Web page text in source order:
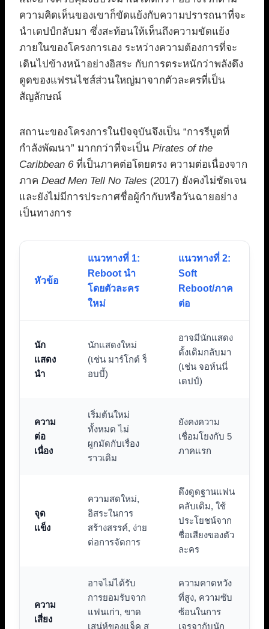
ความคิดเห็นของเขาก็ขัดแย้งกับความปรารถนาที่จะ
นำเดปป์กลับมา ซึ่งสะท้อนให้เห็นถึงความขัดแย้ง
ภายในของโครงการเอง ระหว่างความต้องการที่จะ
เดินไปข้างหน้าอย่างอิสระ กับการตระหนักว่าพลังดึง
ดูดของแฟรนไชส์ส่วนใหญ่มาจากตัวละครที่เป็น
สัญลักษณ์
สถานะของโครงการในปัจจุบันจึงเป็น “การรีบูตที่
กำลังพัฒนา” มากกว่าที่จะเป็น Pirates of the
Caribbean 6ที่เป็นภาคต่อโดยตรง ความต่อเนื่องจาก
ภาค Dead Men Tell No Tales (2017) ยังคงไม่ชัดเจน
และยังไม่มีการประกาศชื่อผู้กำกับหรือวันฉายอย่าง
เป็นทางการ
หัวข้อ
แนวทางที่ 1:
Reboot นำ
โดยตัวละคร
ใหม่
แนวทางที่ 2:
Soft
Reboot/ภาค
ต่อ
นัก
แสดง
นำ
นักแสดงใหม่
(เช่น มาร์โกต์ ร็
อบบี้)
อาจมีนักแสดง
ดั้งเดิมกลับมา
(เช่น จอห์นนี่
เดปป์)
ความ
ต่อ
เนื่อง
เริ่มต้นใหม่
ทั้งหมด ไม่
ผูกมัดกับเรื่อง
ราวเดิม
ยังคงความ
เชื่อมโยงกับ 5
ภาคแรก
จุด
แข็ง
ความสดใหม่,
อิสระในการ
สร้างสรรค์, ง่าย
ต่อการจัดการ
ดึงดูดฐานแฟน
คลับเดิม, ใช้
ประโยชน์จาก
ชื่อเสียงของตัว
ละคร
ความ
เสี่ยง
อาจไม่ได้รับ
การยอมรับจาก
แฟนเก่า, ขาด
เสน่ห์ของแจ็ค ส
ความคาดหวัง
ที่สูง, ความซับ
ซ้อนในการ
เจรจากับนัก